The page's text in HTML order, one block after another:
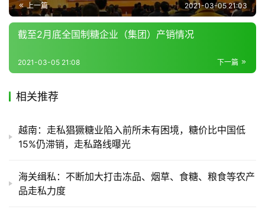
产
链
销
储
上一篇 2021-03-05 21:03
截至2月底全国制糖企业（集团）产销情况
下一篇
2021-03-05 21:08
相关推荐
越南：走私猖獗糖业陷入前所未有困境，糖价比中国低
15%仍滞销，走私路线曝光
海关缉私：不断加大打击冻品、烟草、食糖、粮食等农产
品走私力度